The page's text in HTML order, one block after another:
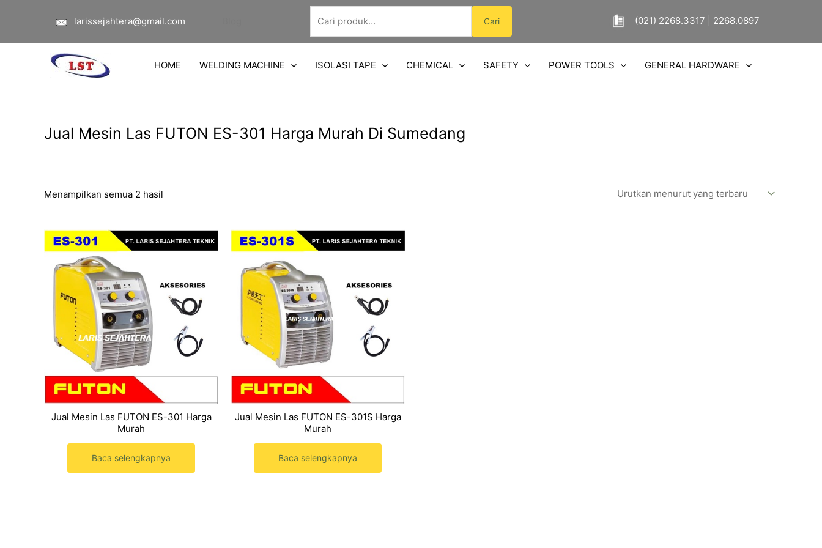
larissejahtera@gmail.com
Pencarian
untuk:
Cari (021) 2268.3317 | 2268.0897
HOME WELDING MACHINE ISOLASI TAPE CHEMICAL SAFETY POWER TOOLS GENERAL HARDWARE
Jual Mesin Las FUTON ES-301 Harga Murah Di Sumedang
Menampilkan semua 2 hasil
yang
Jual Mesin Las FUTON ES-301 Harga
Murah
Baca selengkapnya
Jual Mesin Las FUTON ES-301S Harga
Murah
Baca selengkapnya